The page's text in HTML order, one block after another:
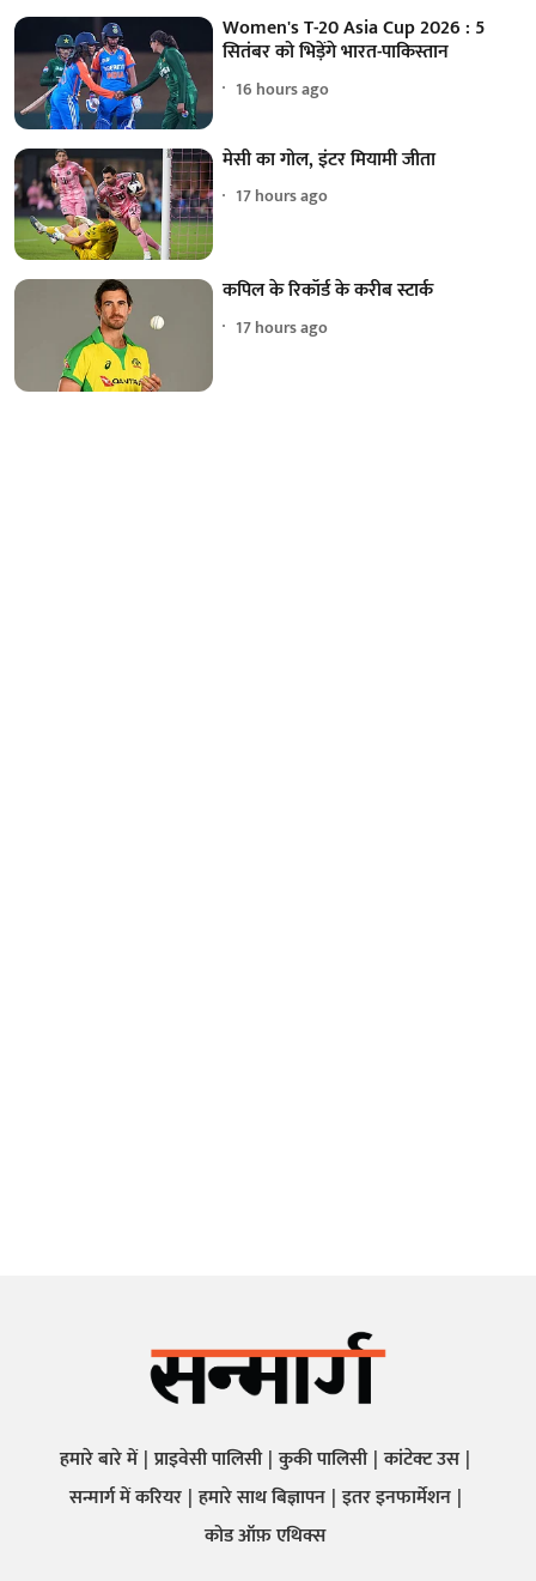
Women's T-20 Asia Cup 2026 : 5
सितंबर को भिड़ेंगे भारत-पाकिस्तान
16 hours ago
मेसी का गोल, इंटर मियामी जीता
17 hours ago
कपिल के रिकॉर्ड के करीब स्टार्क
17 hours ago
हमारे बारे में प्राइवेसी पालिसी कुकी पालिसी कांटेक्ट उस
सन्मार्ग में करियर हमारे साथ बिज्ञापन इतर इनफार्मेशन
कोड ऑफ़ एथिक्स